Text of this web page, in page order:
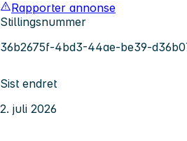
Rapporter annonse
Stillingsnummer
36b2675f-4bd3-44ae-be39-
Sist endret
2. juli 2026